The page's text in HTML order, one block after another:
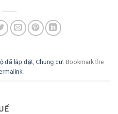
đã lắp đặt, Chung cư. Bookmark the
.